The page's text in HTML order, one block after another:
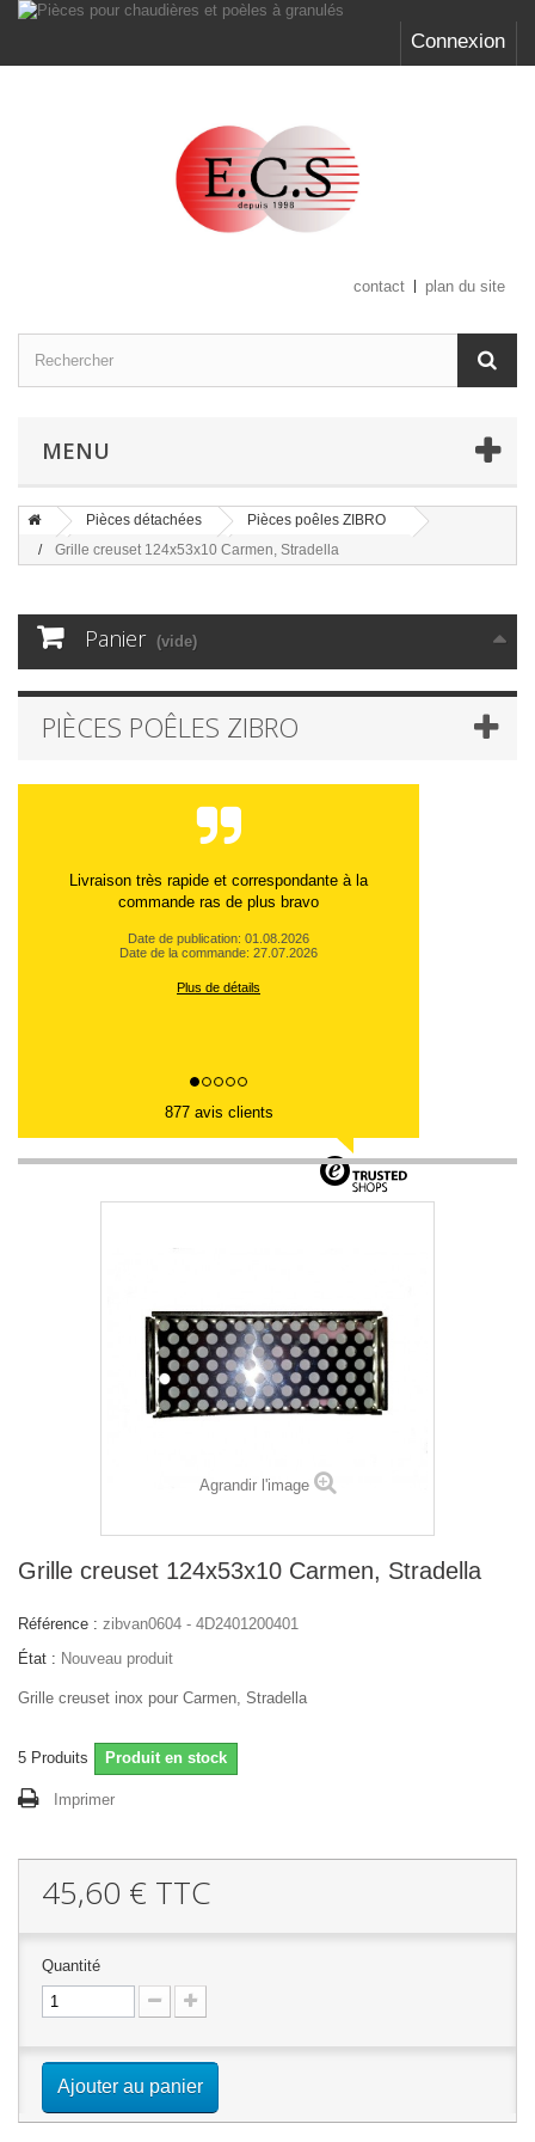
Connexion
contact plan du site
MENU
Pièces détachées
Pièces poêles ZIBRO
Grille creuset 124x53x10 Carmen, Stradella
Panier (vide)
PIÈCES POÊLES ZIBRO
Livraison très rapide et correspondante à la
commande ras de plus bravo
Date de publication: 01.08.2026
Date de la commande: 27.07.2026
Plus de détails
877 avis clients
Agrandir l'image
Grille creuset 124x53x10 Carmen, Stradella
Référence : zibvan0604 - 4D2401200401
État : Nouveau produit
Grille creuset inox pour Carmen, Stradella
5 Produits Produit en stock
Imprimer
45,60 € TTC
Quantité
Ajouter au panier